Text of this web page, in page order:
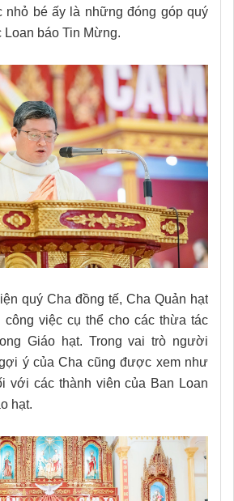
nhỏ bé ấy là những đóng góp quý
Loan báo Tin Mừng.
quý Cha đồng tế, Cha Quản hạt
việc cụ thể cho các thừa tác
Giáo hạt. Trong vai trò người
ý của Cha cũng được xem như
với các thành viên của Ban Loan
hạt.